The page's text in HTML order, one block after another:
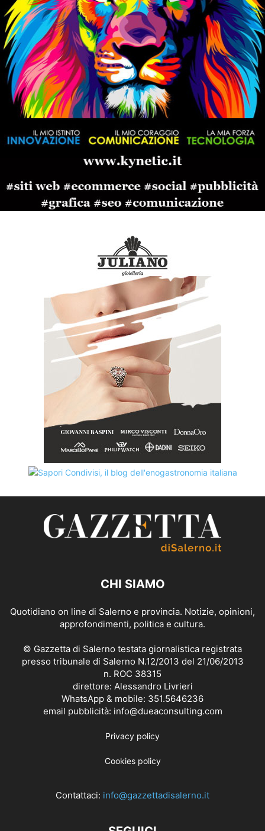
CHI SIAMO
Quotidiano on line di Salerno e provincia. Notizie, opinioni,
approfondimenti, politica e cultura.
© Gazzetta di Salerno testata giornalistica registrata
presso tribunale di Salerno N.12/2013 del 21/06/2013
n. ROC 38315
direttore: Alessandro Livrieri
WhatsApp & mobile: 351.5646236
email pubblicità: info@dueaconsulting.com
Privacy policy
Cookies policy
Contattaci: info@gazzettadisalerno.it